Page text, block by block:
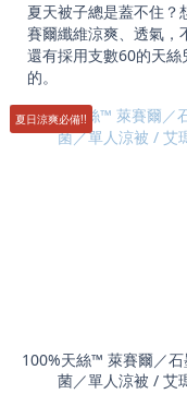
夏天被子總是蓋不住
賽爾纖維涼爽、透氣，
還有採用支數60的天
的。
夏日涼爽必備!!
100%天絲™ 萊賽爾／
菌／單人涼被 / 艾